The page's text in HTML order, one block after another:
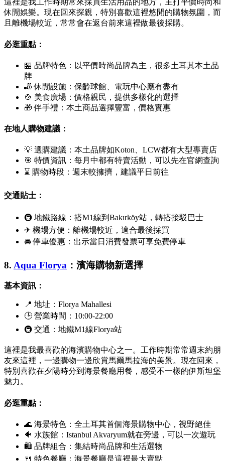
這裡是我工作時期常來採買生活用品的地方，主打平價時尚和
休閒娛樂。現在回來探親，特別喜歡這裡悠閒的購物氛圍，而
且離機場較近，常常會在返台前來這裡做最後採購。
必逛重點：
🏪 品牌特色：以平價時尚品牌為主，很多土耳其本土品
牌
🎳 休閒設施：保齡球館、電玩中心應有盡有
🍲 美食廣場：價格親民，提供多樣化的選擇
🎁 伴手禮：本土商品選擇豐富，價格實惠
在地人購物建議：
💡 選購建議：本土品牌如Koton、 LCW都有大型專賣店
🎯 特價資訊：每月中都有特賣活動，可以先在官網查詢
⌛ 購物時段：週末較擁擠，建議平日前往
交通貼士：
🚇 地鐵路線：搭M1線到 Bakırköy站，轉搭接駁巴士
✈ 機場方便：離機場較近，適合最後採買
🚘 停車優惠：出示當日消費發票可享免費停車
8. Aqua Florya ：濱海購物新選擇
基本資訊：
📍 地址： Florya Mahallesi
🕒 營業時間：10:00-22:00
🚇 交通：地鐵M1線Florya站
這裡是我最喜歡的海濱購物中心之一。工作時期常常週末約朋
友來這裡，一邊購物一邊欣賞馬爾馬拉海的美景。現在回來，
特別喜歡在夕陽時分到海景餐廳用餐，感受不一樣的伊斯坦堡
魅力。
必逛重點：
🌊 海景特色：全土耳其首個海景購物中心，視野絕佳
🐠 水族館： Istanbul Akvaryum就在旁邊，可以一次遊玩
🛍 品牌組合：集結時尚品牌和生活選物
🍴 特色餐廳：海景餐廳是這裡最大賣點